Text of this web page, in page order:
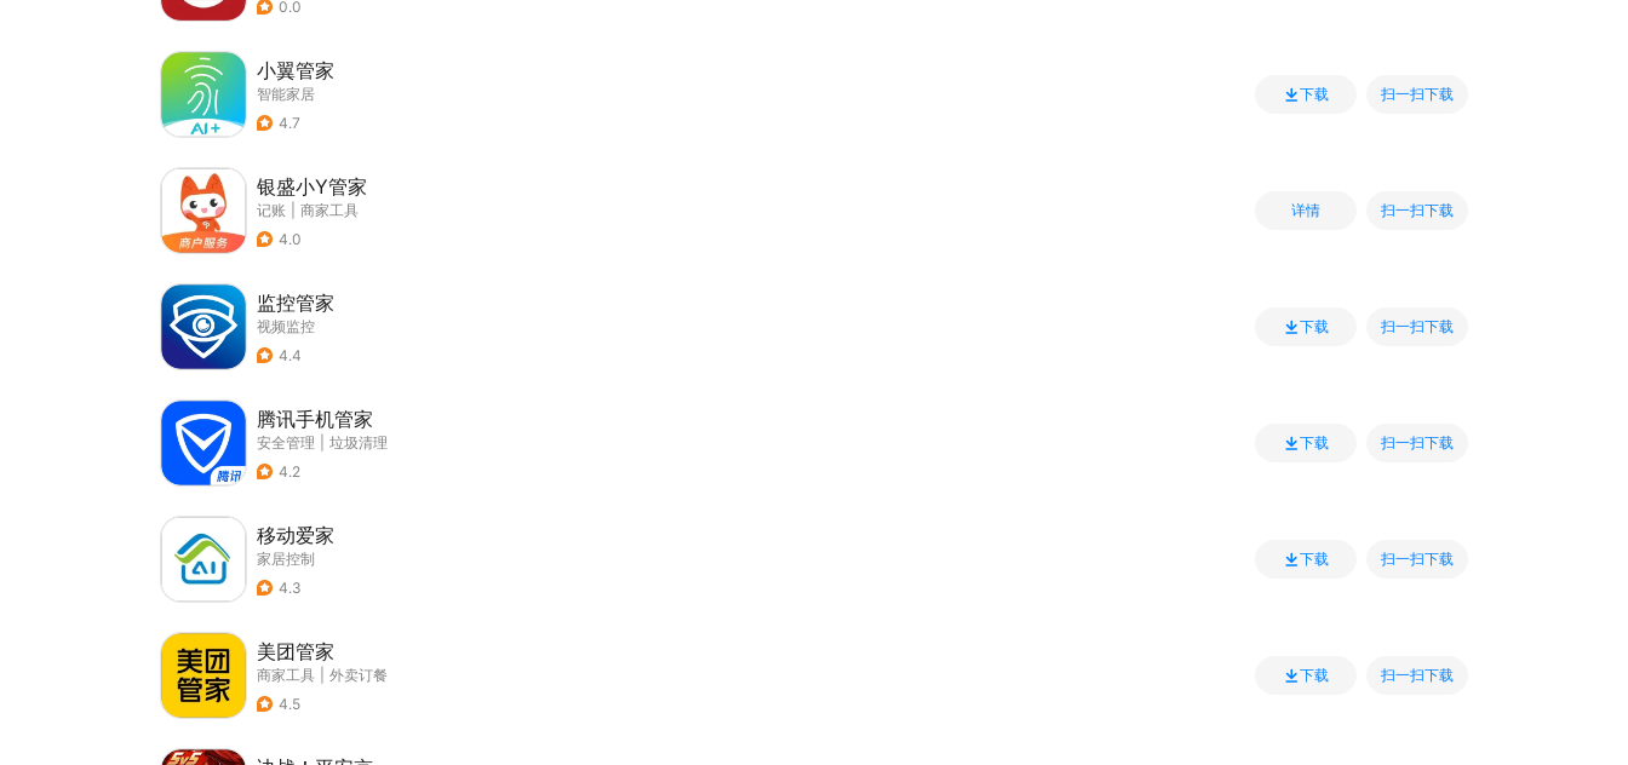
0.0
小翼管家
智能家居
4.7
下载 扫一扫下载
银盛小Y管家
记账
商家工具
4.0
详情 扫一扫下载
监控管家
视频监控
4.4
下载 扫一扫下载
腾讯手机管家
安全管理
垃圾清理
4.2
下载 扫一扫下载
移动爱家
家居控制
4.3
下载 扫一扫下载
美团管家
商家工具
外卖订餐
4.5
下载 扫一扫下载